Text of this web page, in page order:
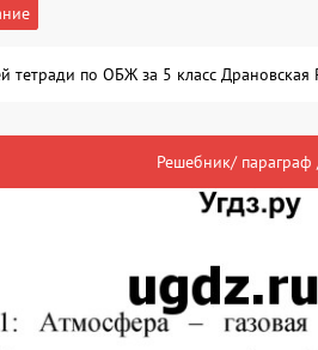
тетради по ОБЖ за 5 класс Драновская
Решебник/ параграф